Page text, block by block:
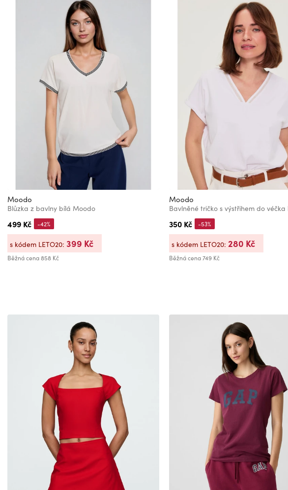
Moodo
Blůzka z bavlny bílá Moodo
499 Kč
Běžná cena858 Kč
-42%
s kódem LETO20: 399 Kč
Moodo
350 Kč
Běžná cena749 Kč
-53%
s kódem LETO20: 280 Kč